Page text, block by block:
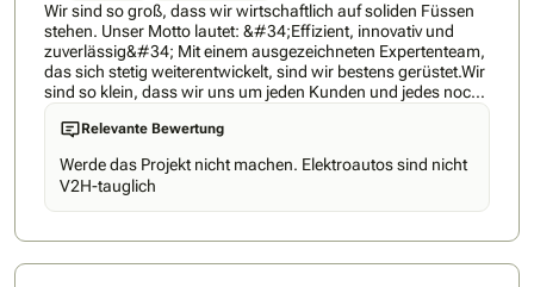
Wir sind so groß, dass wir wirtschaftlich auf soliden Füssen
stehen. Unser Motto lautet: &#34;Effizient, innovativ und
zuverlässig&#34; Mit einem ausgezeichneten Expertenteam,
das sich stetig weiterentwickelt, sind wir bestens gerüstet.Wir
sind so klein, dass wir uns um jeden Kunden und jedes noch
so komplizierte Problem persönlich kümmern können. Wir
bieten jedem Kunden eine einfache und pragmatische
Lösung, die genau auf seine Bedürfnisse zugeschnitten ist –
schnell und unkompliziert. Jeder Kunde erhält bei uns seinen
persönlichen Berater, anstatt über eine unpersönliche Hotline
betreut zu werden.
Relevante Bewertung
Werde das Projekt nicht machen. Elektroautos sind nicht
V2H-tauglich